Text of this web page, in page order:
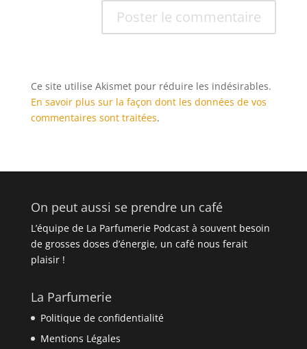
Ce site utilise Akismet pour réduire les indésirables.
En savoir plus sur la façon dont les données de vos
commentaires sont traitées.
On peut aussi se prendre un café
L’équipe de La Parfumerie Podcast à souvent besoin
de grosses doses d’énergie, un café nous ferait
plaisir !
La Parfumerie
Politique de confidentialité
Mentions Légales